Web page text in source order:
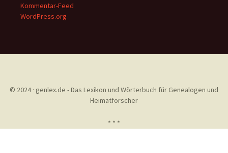
Kommentar-Feed
WordPress.org
© 2024 · genlex.de - Das Lexikon und Wörterbuch für Genealogen und
Heimatforscher
* * *